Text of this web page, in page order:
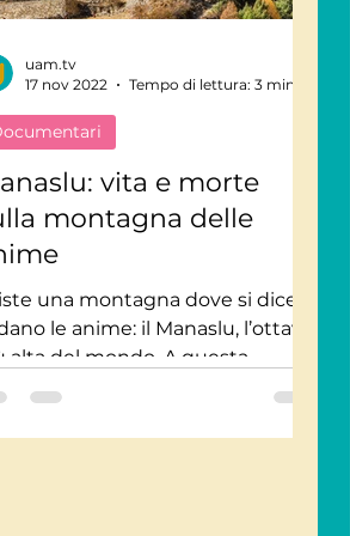
e rimedi naturali
Letteratura
vita e morte
montagna delle
una montagna dove si dice
le anime: il Manaslu, l’ottava
alta del mondo. A questa
meta ambita dagli
uam.tv
17 nov 2022
Tempo di lettura: 3 min